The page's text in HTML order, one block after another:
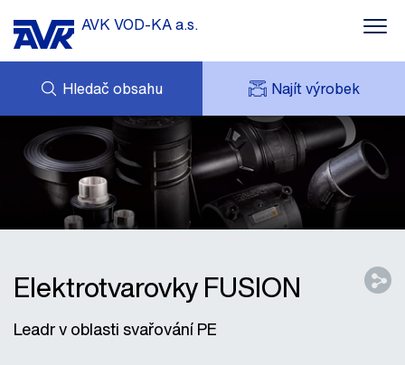
AVK VOD-KA a.s.
Hledač obsahu Najít výrobek
NOVINKY
KE STAŽENÍ
ZAJÍMAVÉ REFERENCE
KONTAKTY
POPTÁVKA
MOJE AVK
AVK HOLDING (GROUP)
ESHOP
Elektrotvarovky FUSION
Leadr v oblasti svařování PE